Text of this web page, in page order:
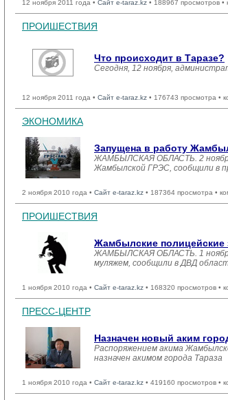
12 ноября 2011 года • Сайт e-taraz.kz • 188967 просмотров •
ПРОИШЕСТВИЯ
Что происходит в Таразе?
Сегодня, 12 ноября,
12 ноября 2011 года • Сайт e-taraz.kz • 176743 просмотра •
ЭКОНОМИКА
Запущена в работу
ЖАМБЫЛСКАЯ ОБЛАСТЬ. 2
Жамбылской ГРЭС, сообщили в
2 ноября 2010 года • Сайт e-taraz.kz • 187364 просмотра •
ПРОИШЕСТВИЯ
Жамбылские полицейские
ЖАМБЫЛСКАЯ ОБЛАСТЬ. 1
муляжем, сообщили в ДВД
1 ноября 2010 года • Сайт e-taraz.kz • 168320 просмотров •
ПРЕСС-ЦЕНТР
Назначен новый аким
Распоряжением акима
назначен акимом города Тараза
1 ноября 2010 года • Сайт e-taraz.kz • 419160 просмотров •